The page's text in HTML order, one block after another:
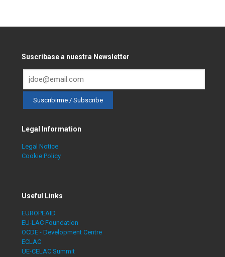
Suscríbase a nuestra Newsletter
Legal Information
Legal Notice
Cookie Policy
Useful Links
EUROPEAID
EU-LAC Foundation
OCDE - Development Centre
ECLAC
UE-CELAC Summit